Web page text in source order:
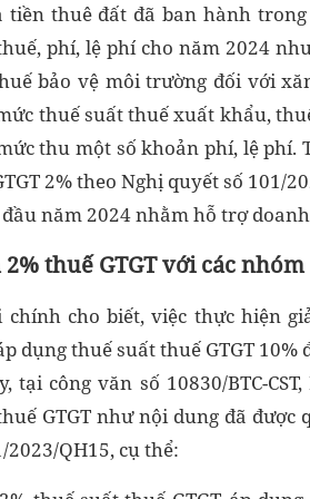
tiền thuê đất đã ban hành
phí, lệ phí cho năm 2024
bảo vệ môi trường đối với
thuế suất thuế xuất khẩu,
thu một số khoản phí, lệ phí.
2% theo Nghị quyết số 101/
năm 2024 nhằm hỗ trợ
2% thuế GTGT với các
chính cho biết, việc thực hiện
dụng thuế suất thuế GTGT
tại công văn số 10830/BTC-
GTGT như nội dung đã
2023/QH15, cụ thể: